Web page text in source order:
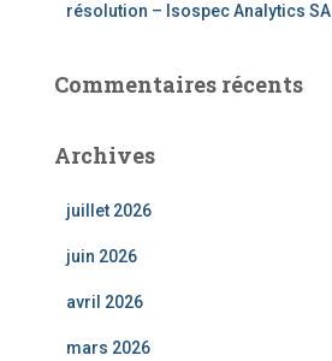
résolution – Isospec Analytics SA
Commentaires récents
Archives
juillet 2026
juin 2026
avril 2026
mars 2026